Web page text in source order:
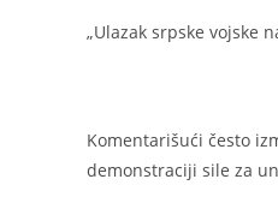
„Ulazak srpske vojske
Komentarišući često
demonstraciji sile za